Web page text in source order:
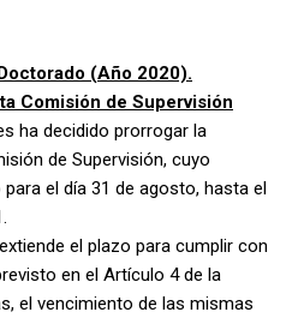
(Año 2020).
Comisión de Supervisión
ha decidido prorrogar la
de Supervisión, cuyo
el día 31 de agosto, hasta el
el plazo para cumplir con
en el Artículo 4 de la
el vencimiento de las mismas